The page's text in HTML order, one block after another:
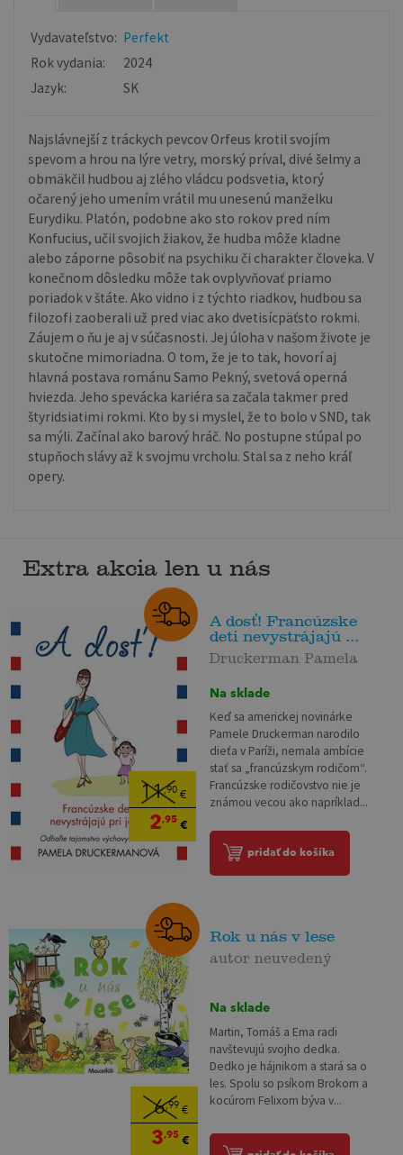
Vydavateľstvo: Perfekt
Rok vydania:
2024
Jazyk:
SK
Najslávnejší z tráckych pevcov Orfeus krotil svojím
spevom a hrou na lýre vetry, morský príval, divé šelmy a
obmäkčil hudbou aj zlého vládcu podsvetia, ktorý
očarený jeho umením vrátil mu unesenú manželku
Eurydiku. Platón, podobne ako sto rokov pred ním
Konfucius, učil svojich žiakov, že hudba môže kladne
alebo záporne pôsobiť na psychiku či charakter človeka. V
konečnom dôsledku môže tak ovplyvňovať priamo
poriadok v štáte. Ako vidno i z týchto riadkov, hudbou sa
filozofi zaoberali už pred viac ako dvetisícpäťsto rokmi.
Záujem o ňu je aj v súčasnosti. Jej úloha v našom živote je
skutočne mimoriadna. O tom, že je to tak, hovorí aj
hlavná postava románu Samo Pekný, svetová operná
hviezda. Jeho spevácka kariéra sa začala takmer pred
štyridsiatimi rokmi. Kto by si myslel, že to bolo v SND, tak
sa mýli. Začínal ako barový hráč. No postupne stúpal po
stupňoch slávy až k svojmu vrcholu. Stal sa z neho kráľ
opery.
Extra akcia len u nás
11,90€
2,95€
A dosť! Francúzske
deti nevystrájajú ...
Druckerman Pamela
Na sklade
Keď sa americkej novinárke
Pamele Druckerman narodilo
dieťa v Paríži, nemala ambície
stať sa „francúzskym rodičom“.
Francúzske rodičovstvo nie je
známou vecou ako napríklad...
pridať do košíka
6,99 €
3,95€
Rok u nás v lese
autor neuvedený
Na sklade
Martin, Tomáš a Ema radi
navštevujú svojho dedka.
Dedko je hájnikom a stará sa o
les. Spolu so psíkom Brokom a
kocúrom Felixom býva v...